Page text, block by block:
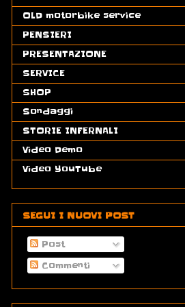
OLD motorbike service
PENSIERI
PRESENTAZIONE
SERVICE
SHOP
Sondaggi
STORIE INFERNALI
Video Demo
Video YouTube
SEGUI I NUOVI POST
Post
Commenti